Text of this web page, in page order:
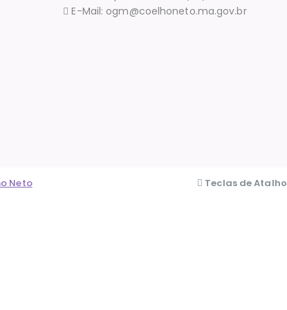
E-Mail: ogm@coelhoneto.ma.gov.br
Neto Teclas de Atalho